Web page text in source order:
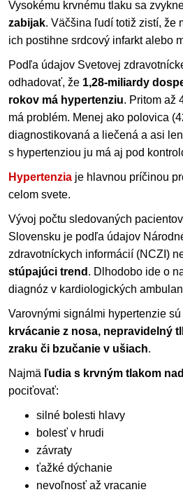
Vysokému krvnému tlaku sa
zabijak. Väčšina ľudí totiž zistí, že
ich postihne srdcový infarkt alebo
Podľa údajov Svetovej
odhadovať, že 1,28-miliardy
rokov má hypertenziu. Pritom až
má problém. Menej ako polovica
diagnostikovaná a liečená a asi
s hypertenziou ju má aj pod
Hypertenzia je hlavnou príčinou
celom svete.
Vývoj počtu sledovaných
Slovensku je podľa údajov
zdravotníckych informácií (NCZI)
stúpajúci trend . Dlhodobo ide o
diagnóz v kardiologických
Varovnými signálmi hypertenzie sú
krvácanie z nosa, nepravidelný
zraku či bzučanie v ušiach.
Najmä ľudia s krvným tlakom
pociťovať:
silné bolesti hlavy
bolesť v hrudi
závraty
ťažké dýchanie
nevoľnosť až vracanie